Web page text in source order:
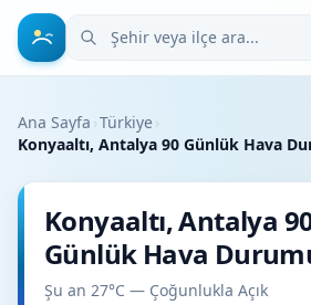
Şehir veya ilçe ara
Ana Sayfa ›Türkiye›
Konyaaltı, Antalya 90 Günlük Hava
Konyaaltı, Antalya
Günlük Hava
Şu an 27°C — Çoğunlukla Açık